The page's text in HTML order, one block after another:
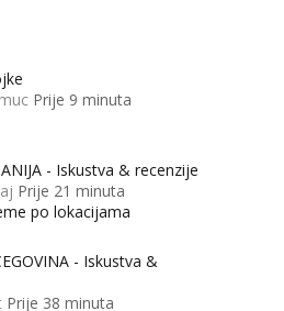
Prije 9 minuta
- Iskustva & recenzije
Prije 21 minuta
po lokacijama
- Iskustva &
Prije 38 minuta